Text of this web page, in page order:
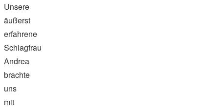
Unsere
äußerst
erfahrene
Schlagfrau
Andrea
brachte
uns
mit